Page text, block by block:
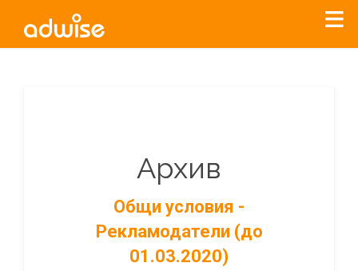
Архив
Общи условия -
Рекламодатели (до
01.03.2020)